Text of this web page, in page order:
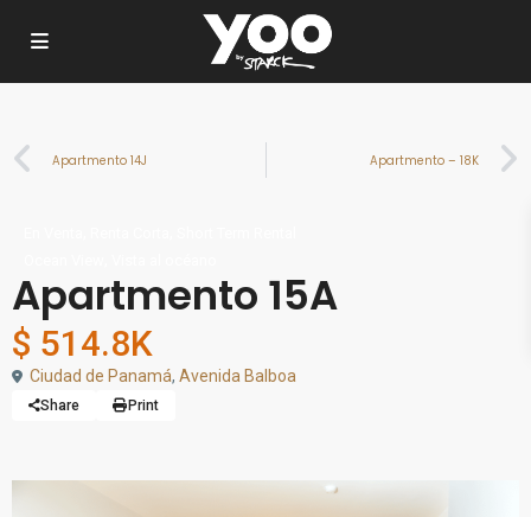
Apartmento 14J Apartmento – 18K
Apartmento 15A
$ 514.8K
Ciudad de Panamá, Avenida Balboa
Share Print